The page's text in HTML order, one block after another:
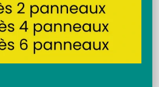
Recherche